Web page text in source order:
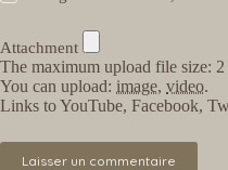
Attachment
The maximum upload file size: 2
You can upload: image, video.
Links to YouTube, Facebook,
Laisser un commentaire